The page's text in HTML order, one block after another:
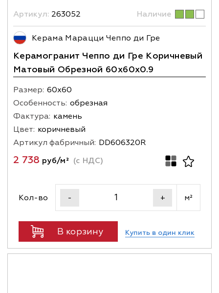
Артикул: 263052 Наличие
Керама Марацци Чеппо ди Гре
Керамогранит Чеппо ди Гре Коричневый
Матовый Обрезной 60x60x0.9
Размер: 60х60
Особенность: обрезная
Фактура: камень
Цвет: коричневый
Артикул фабричный: DD606320R
2 738 руб/м² (с НДС)
Кол-во - + м²
В корзину Купить в один клик